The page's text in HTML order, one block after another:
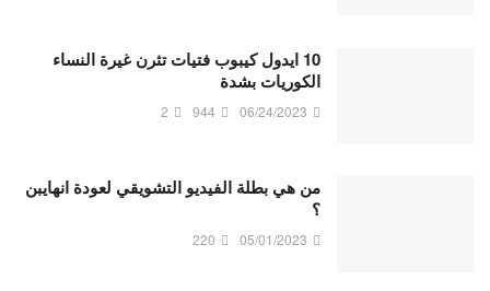
10 ايدول كيبوب فتيات تثرن غيرة النساء
الكوريات بشدة
06/24/2023
944
2
من هي بطلة الفيديو التشويقي لعودة انهايبن
؟
05/01/2023
220